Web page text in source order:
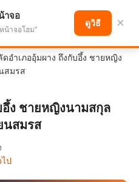
าวหน้า
ดอำเภออุ้มผาง ถึงกับอึ้ง ชายหญิง
สมรส
อึ้ง ชายหญิงนามสกุล
นสมรส
ป
าจอ
น้าจอโฮม"
ดูวิธี ×